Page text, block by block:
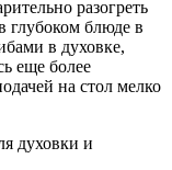
разогреть
глубоком блюде в
в духовке,
еще более
на стол мелко